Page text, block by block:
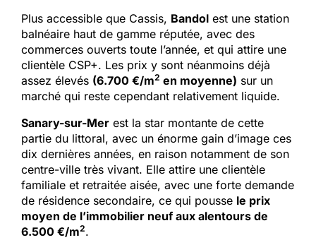
Plus accessible que Cassis, Bandol est une station
balnéaire haut de gamme réputée, avec des
commerces ouverts toute l’année, et qui attire une
clientèle CSP+. Les prix y sont néanmoins déjà
assez élevés (6.700 €/m2 en moyenne) sur un
marché qui reste cependant relativement liquide.
Sanary-sur-Mer est la star montante de cette
partie du littoral, avec un énorme gain d’image ces
dix dernières années, en raison notamment de son
centre-ville très vivant. Elle attire une clientèle
familiale et retraitée aisée, avec une forte demande
de résidence secondaire, ce qui pousse le prix
moyen de l’immobilier neuf aux alentours de
6.500 €/m2.